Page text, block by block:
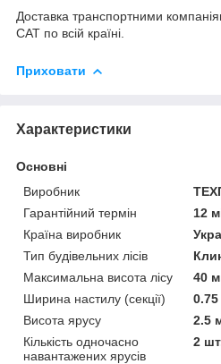
Доставка транспортними
САТ по всій країні.
Приховати
Характеристики
Основні
Виробник
Гарантійний термін
12
Країна виробник
Тип будівельних лісів
Максимальна висота лісу
40 м
Ширина настилу (секції)
Висота ярусу
2.5
Кількість одночасно
навантажених ярусів
2